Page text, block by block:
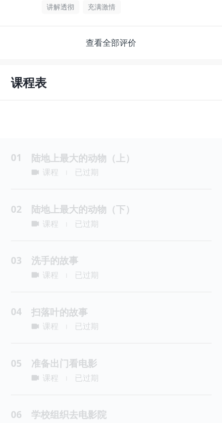
讲解透彻
充满激情
查看全部评价
课程表
01 陆地上最大的动物（上）
课程 已过期
02 陆地上最大的动物（下）
课程 已过期
03 洗手的故事
课程 已过期
04 扫落叶的故事
课程 已过期
05 准备出门看电影
课程 已过期
06 学校组织去电影院